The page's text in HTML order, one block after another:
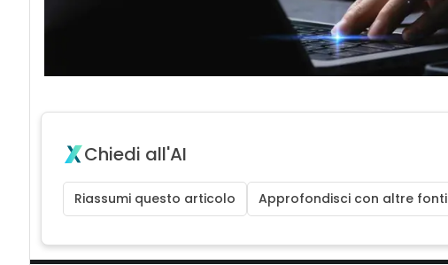
Chiedi all'AI
Riassumi questo articolo Approfondisci con altre fonti